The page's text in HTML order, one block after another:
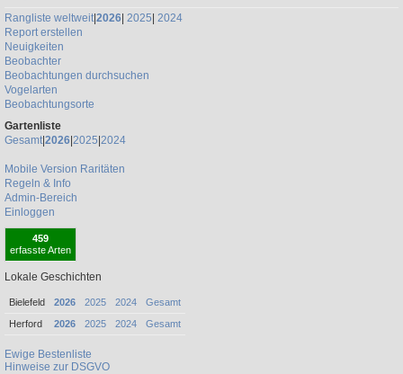
Rangliste weltweit|2026| 2025| 2024
Report erstellen
Neuigkeiten
Beobachter
Beobachtungen durchsuchen
Vogelarten
Beobachtungsorte
Gartenliste
Gesamt|2026 2025 2024
Mobile Version Raritäten
Regeln & Info
Admin-Bereich
Einloggen
459
erfasste Arten
Lokale Geschichten
Bielefeld 2026 2025 2024
Gesamt
Herford
2026 2025 2024 Gesamt
Ewige Bestenliste
Hinweise zur DSGVO